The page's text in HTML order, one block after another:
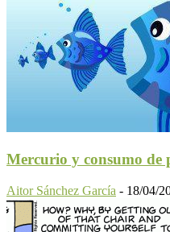
Mercurio y consumo de
Aitor Sánchez García - 18/04/